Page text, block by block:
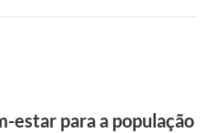
estar para a população